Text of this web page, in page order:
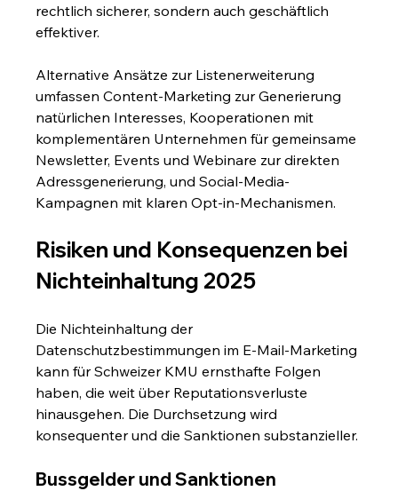
rechtlich sicherer, sondern auch geschäftlich
effektiver.
Alternative Ansätze zur Listenerweiterung
umfassen Content-Marketing zur Generierung
natürlichen Interesses, Kooperationen mit
komplementären Unternehmen für gemeinsame
Newsletter, Events und Webinare zur direkten
Adressgenerierung, und Social-Media-
Kampagnen mit klaren Opt-in-Mechanismen.
Risiken und Konsequenzen bei
Nichteinhaltung 2025
Die Nichteinhaltung der
Datenschutzbestimmungen im E-Mail-Marketing
kann für Schweizer KMU ernsthafte Folgen
haben, die weit über Reputationsverluste
hinausgehen. Die Durchsetzung wird
konsequenter und die Sanktionen substanzieller.
Bussgelder und Sanktionen